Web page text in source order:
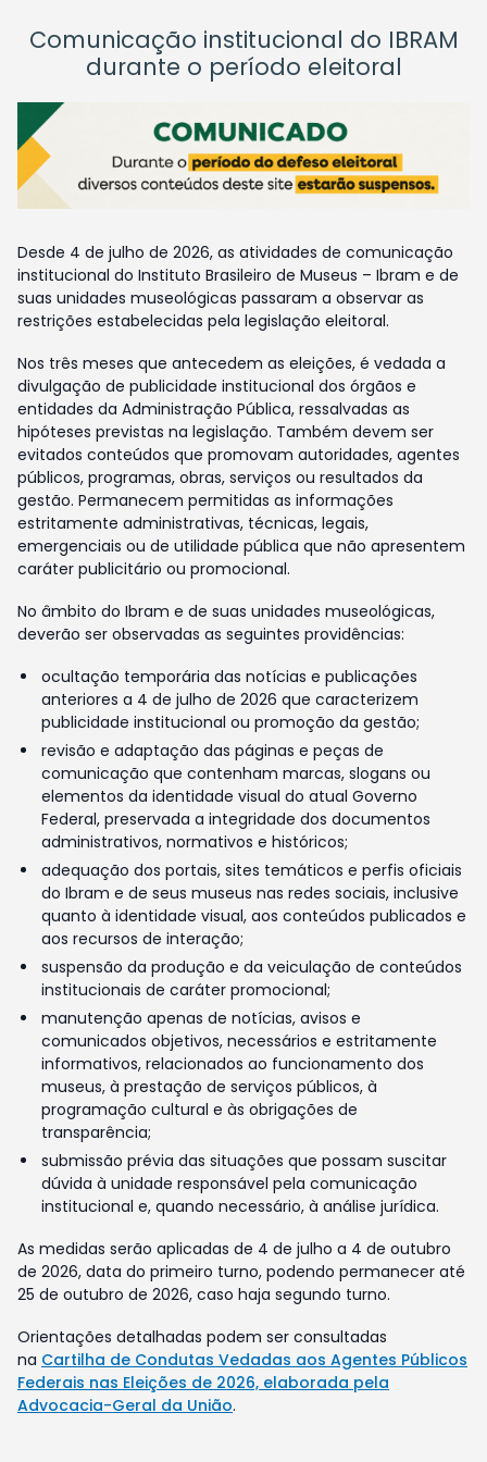
Comunicação institucional do IBRAM
durante o período eleitoral
Desde 4 de julho de 2026, as atividades de comunicação
institucional do Instituto Brasileiro de Museus – Ibram e de
suas unidades museológicas passaram a observar as
restrições estabelecidas pela legislação eleitoral.
Nos três meses que antecedem as eleições, é vedada a
divulgação de publicidade institucional dos órgãos e
entidades da Administração Pública, ressalvadas as
hipóteses previstas na legislação. Também devem ser
evitados conteúdos que promovam autoridades, agentes
públicos, programas, obras, serviços ou resultados da
gestão. Permanecem permitidas as informações
estritamente administrativas, técnicas, legais,
emergenciais ou de utilidade pública que não apresentem
caráter publicitário ou promocional.
No âmbito do Ibram e de suas unidades museológicas,
deverão ser observadas as seguintes providências:
ocultação temporária das notícias e publicações
anteriores a 4 de julho de 2026 que caracterizem
publicidade institucional ou promoção da gestão;
revisão e adaptação das páginas e peças de
comunicação que contenham marcas, slogans ou
elementos da identidade visual do atual Governo
Federal, preservada a integridade dos documentos
administrativos, normativos e históricos;
adequação dos portais, sites temáticos e perfis oficiais
do Ibram e de seus museus nas redes sociais, inclusive
quanto à identidade visual, aos conteúdos publicados e
aos recursos de interação;
suspensão da produção e da veiculação de conteúdos
institucionais de caráter promocional;
manutenção apenas de notícias, avisos e
comunicados objetivos, necessários e estritamente
informativos, relacionados ao funcionamento dos
museus, à prestação de serviços públicos, à
programação cultural e às obrigações de
transparência;
submissão prévia das situações que possam suscitar
dúvida à unidade responsável pela comunicação
institucional e, quando necessário, à análise jurídica.
As medidas serão aplicadas de 4 de julho a 4 de outubro
de 2026, data do primeiro turno, podendo permanecer até
25 de outubro de 2026, caso haja segundo turno.
Orientações detalhadas podem ser consultadas
na Cartilha de Condutas Vedadas aos Agentes Públicos
Federais nas Eleições de 2026, elaborada pela
Advocacia-Geral da União.